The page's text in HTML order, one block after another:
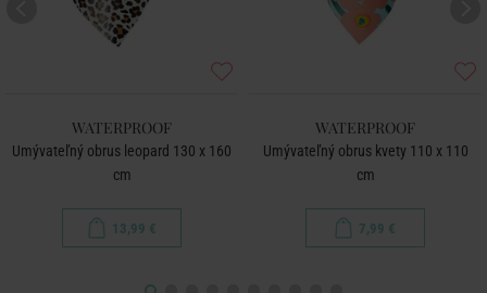
WATERPROOF
Umývateľný obrus leopard 130 x 160
cm
13,99 €
WATERPROOF
Umývateľný obrus kvety 110 x 110
cm
7,99 €